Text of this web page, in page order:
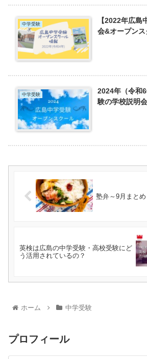
中学受験
【2022年広島
会&オープン
中学受験
2024年（令和
験の学校説明
塾弁～9月まとめ
英検は広島の中学受験・高校受験にど
う活用されているの？
ホーム 中学受験
プロフィール